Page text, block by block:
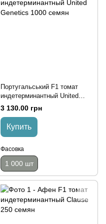
Португальський F1 томат
индетерминантный United
Genetics 1000 семян
3 130.00 грн
Купить
Фасовка
1 000 шт